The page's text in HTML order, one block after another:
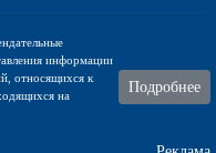
информации
относящихся к
на
Подробнее